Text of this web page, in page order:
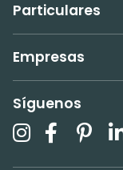
Particulares
Empresas
Síguenos